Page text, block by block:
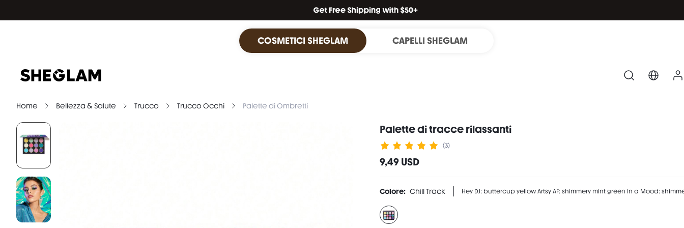
COSMETICI SHEGLAM CAPELLI SHEGLAM
Home Bellezza & Salute Trucco Trucco Occhi Palette di Ombretti
Palette di tracce rilassanti
(3)
9,49 USD
Colore: Chill Track
Artsy AF: shimmery mint green
In a Mood: shimmery purple
Purple Reign: lavender